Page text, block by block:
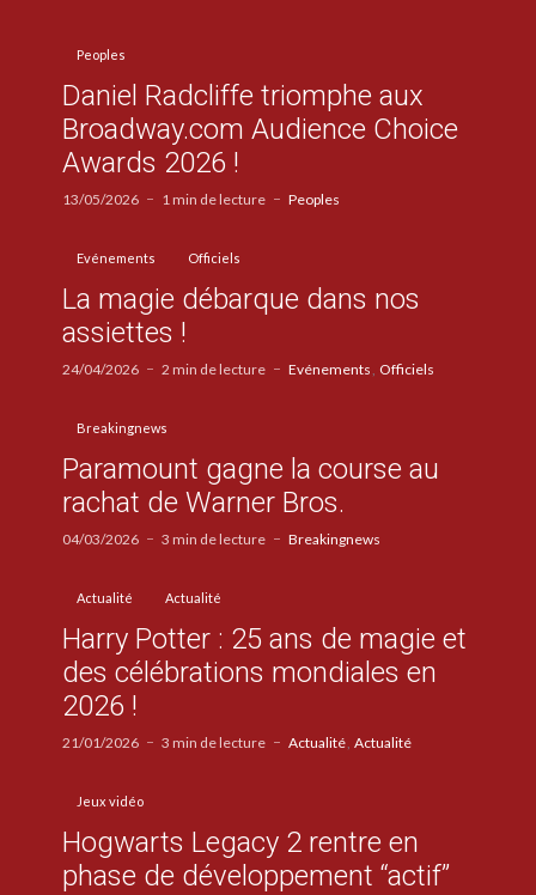
Peoples
Daniel Radcliffe triomphe aux
Broadway.com Audience Choice
Awards 2026 !
13/05/2026 1 min de lecture Peoples
Evénements Officiels
La magie débarque dans nos
assiettes !
24/04/2026 2 min de lecture Evénements Officiels
Breakingnews
Paramount gagne la course au
rachat de Warner Bros.
04/03/2026 3 min de lecture Breakingnews
Actualité Actualité
Harry Potter : 25 ans de magie et
des célébrations mondiales en
2026 !
21/01/2026 3 min de lecture Actualité Actualité
Jeux vidéo
Hogwarts Legacy 2 rentre en
phase de développement “actif”